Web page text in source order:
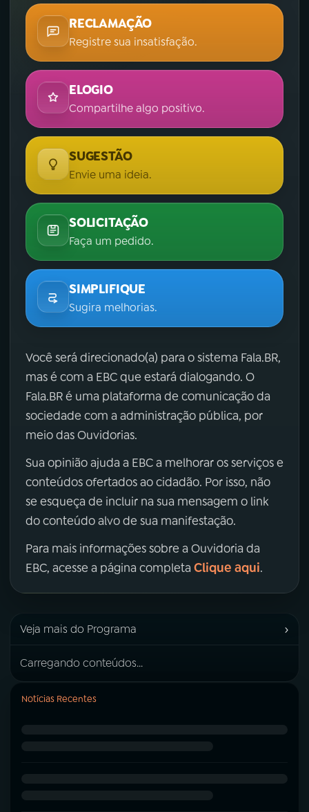
RECLAMAÇÃO
Registre sua insatisfação.
ELOGIO
Compartilhe algo positivo.
SUGESTÃO
Envie uma ideia.
SOLICITAÇÃO
Faça um pedido.
SIMPLIFIQUE
Sugira melhorias.
Você será direcionado(a) para o sistema Fala.BR,
mas é com a EBC que estará dialogando. O
Fala.BR é uma plataforma de comunicação da
sociedade com a administração pública, por
meio das Ouvidorias.
Sua opinião ajuda a EBC a melhorar os serviços e
conteúdos ofertados ao cidadão. Por isso, não
se esqueça de incluir na sua mensagem o link
do conteúdo alvo de sua manifestação.
Para mais informações sobre a Ouvidoria da
EBC, acesse a página completa Clique aqui.
Veja mais do Programa ›
Carregando conteúdos...
Notícias Recentes